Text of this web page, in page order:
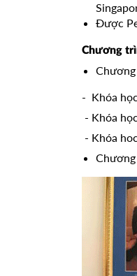
Được
Chương
- Khóa
- Khóa
- Khóa